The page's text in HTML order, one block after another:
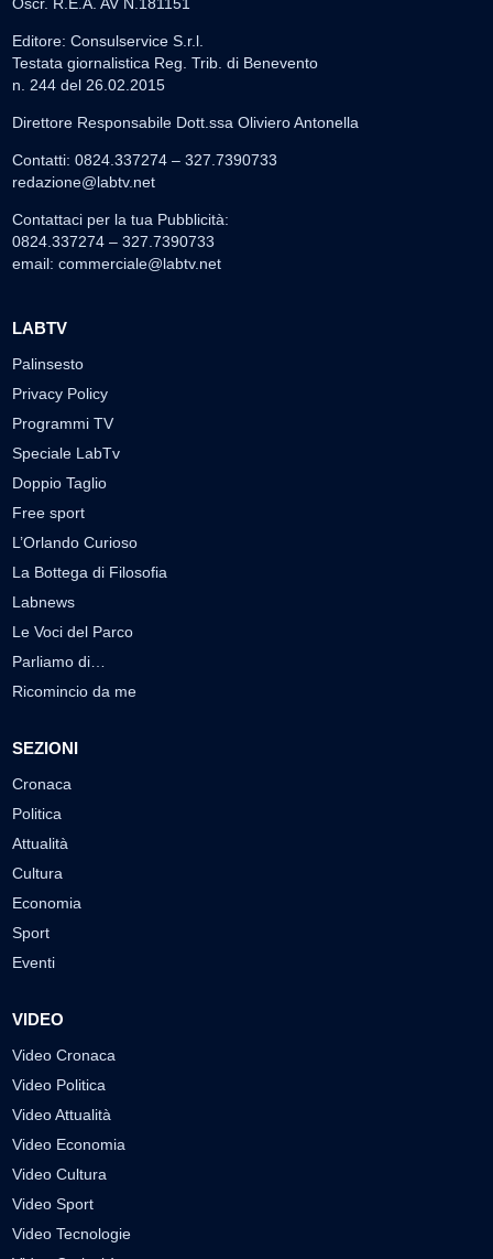
Editore: Consulservice S.r.l.
Testata giornalistica Reg. Trib. di Benevento
n. 244 del 26.02.2015
Direttore Responsabile Dott.ssa Oliviero Antonella
Contatti: 0824.337274 – 327.7390733
redazione@labtv.net
Contattaci per la tua Pubblicità:
0824.337274 – 327.7390733
email: commerciale@labtv.net
LABTV
Palinsesto
Privacy Policy
Programmi TV
Speciale LabTv
Doppio Taglio
Free sport
L’Orlando Curioso
La Bottega di Filosofia
Labnews
Le Voci del Parco
Parliamo di…
Ricomincio da me
SEZIONI
Cronaca
Politica
Attualità
Cultura
Economia
Sport
Eventi
VIDEO
Video Cronaca
Video Politica
Video Attualità
Video Economia
Video Cultura
Video Sport
Video Tecnologie